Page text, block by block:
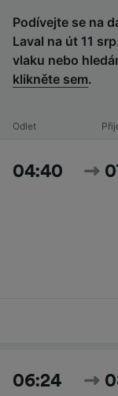
Podívejte se na
Laval na út 11
vlaku nebo
klikněte sem.
Odlet
04:40
06:24